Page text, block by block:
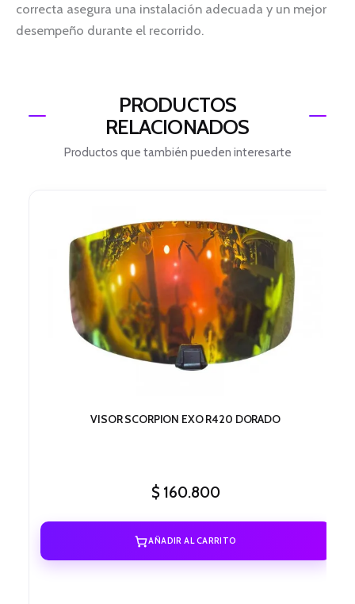
correcta asegura una instalación adecuada y un mejor
desempeño durante el recorrido.
PRODUCTOS
RELACIONADOS
Productos que también pueden interesarte
VISOR SCORPION EXO R420 DORADO
$160.800
AÑADIR AL CARRITO